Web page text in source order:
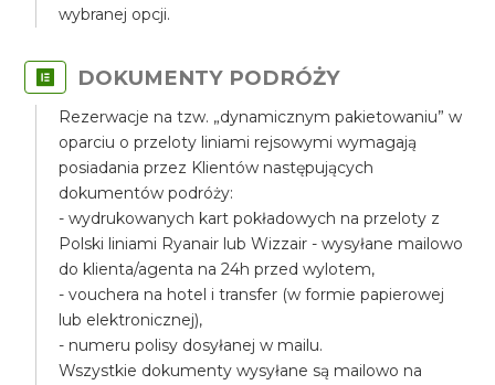
wybranej opcji.
DOKUMENTY PODRÓŻY
Rezerwacje na tzw. „dynamicznym pakietowaniu” w
oparciu o przeloty liniami rejsowymi wymagają
posiadania przez Klientów następujących
dokumentów podróży:
- wydrukowanych kart pokładowych na przeloty z
Polski liniami Ryanair lub Wizzair - wysyłane mailowo
do klienta/agenta na 24h przed wylotem,
- vouchera na hotel i transfer (w formie papierowej
lub elektronicznej),
- numeru polisy dosyłanej w mailu.
Wszystkie dokumenty wysyłane są mailowo na